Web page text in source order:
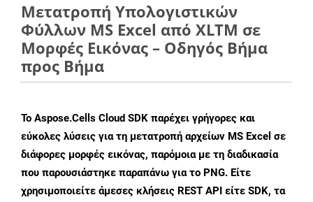
Μετατροπή Υπολογιστικών
Φύλλων MS Excel από XLTM σε
Μορφές Εικόνας – Οδηγός Βήμα
προς Βήμα
Το Aspose.Cells Cloud SDK παρέχει γρήγορες και
εύκολες λύσεις για τη μετατροπή αρχείων MS Excel σε
διάφορες μορφές εικόνας, παρόμοια με τη διαδικασία
που παρουσιάστηκε παραπάνω για το PNG. Είτε
χρησιμοποιείτε άμεσες κλήσεις REST API είτε SDK, τα